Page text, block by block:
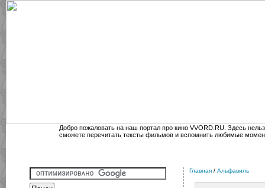
Добро пожаловать на наш портал про кино VVORD.RU. Здесь
сможете перечитать тексты фильмов и вспомнить любимые
Главная / Альфавиль